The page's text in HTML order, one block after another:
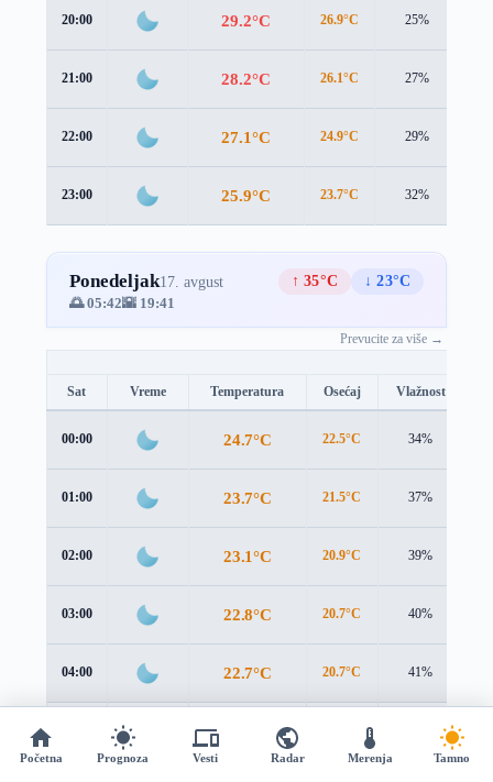
20:00 29.2°C 26.9°C 25%
21:00 28.2°C 26.1°C 27%
22:00 27.1°C 24.9°C 29%
23:00 25.9°C 23.7°C 32%
Ponedeljak17. avgust ↑ 35°C
↓ 23°C
🌅 05:42🌇 19:41
Prevucite za više →
Sat Vreme Temperatura Osećaj Vlažnost
00:00 24.7°C 22.5°C 34%
01:00 23.7°C 21.5°C 37%
02:00 23.1°C 20.9°C 39%
03:00 22.8°C 20.7°C 40%
04:00 22.7°C 20.7°C 41%
Početna Prognoza Vesti Radar Merenja Tamno